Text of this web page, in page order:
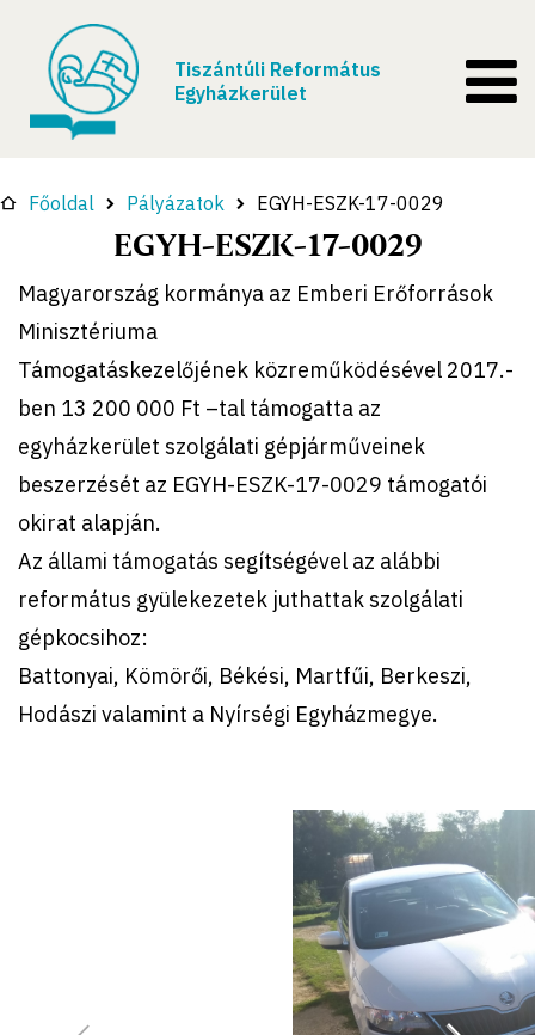
Tiszántúli Református
Egyházkerület
Főoldal Pályázatok EGYH-ESZK-17-0029
EGYH-ESZK-17-0029
Magyarország kormánya az Emberi Erőforrások
Minisztériuma
Támogatáskezelőjének közreműködésével 2017.-
ben 13 200 000 Ft –tal támogatta az
egyházkerület szolgálati gépjárműveinek
beszerzését az EGYH-ESZK-17-0029 támogatói
okirat alapján.
Az állami támogatás segítségével az alábbi
református gyülekezetek juthattak szolgálati
gépkocsihoz:
Battonyai, Kömörői, Békési, Martfűi, Berkeszi,
Hodászi valamint a Nyírségi Egyházmegye.